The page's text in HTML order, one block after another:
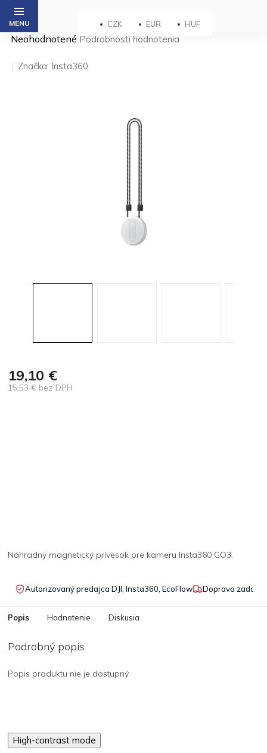
Prejsť
obsah
CZK EUR HUF
Priemerné
produktu
je
Neohodnotené Podrobnosti hodnotenia
Značka: Insta360
19,10 €
15,53 € bez DPH
Náhradný magnetický prívesok pre kameru Insta360 GO3.
Autorizovaný predajca DJI, Insta360, EcoFlow Doprava
Popis Hodnotenie Diskusia
Podrobný popis
Popis produktu nie je dostupný
High-contrast mode